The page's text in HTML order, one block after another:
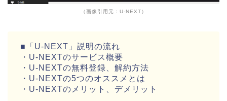
（画像引用元：U-NEXT）
■「U-NEXT」説明の流れ
・U-NEXTのサービス概要
・U-NEXTの無料登録、解約方法
・U-NEXTの5つのオススメとは
・U-NEXTのメリット、デメリット